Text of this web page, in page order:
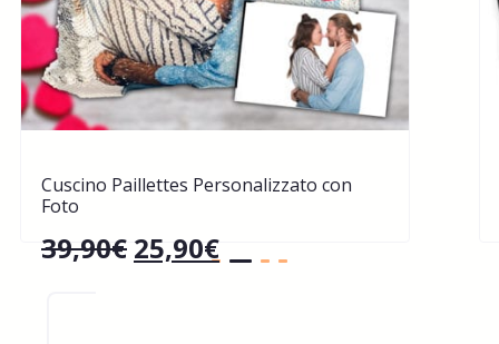
Cuscino Paillettes Personalizzato con
Foto
39,90€ 25,90€